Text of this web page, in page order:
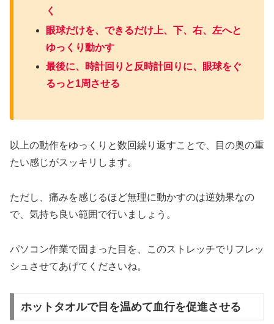
く
眼球だけを、できるだけ上、下、右、左へと
ゆっくり動かす
最後に、時計回りと反時計回りに、眼球をぐ
るっと1周させる
以上の動作をゆっくりと数回繰り返すことで、目の奥の重
たい感じがスッキリします。
ただし、痛みを感じるほど無理に動かすのは逆効果なの
で、気持ち良い範囲で行いましょう。
パソコン作業で固まった目を、このストレッチでリフレッ
シュさせてあげてくださいね。
ホットタオルで目を温めて血行を促進させる